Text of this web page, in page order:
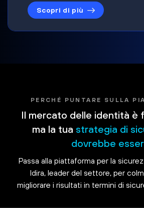
Scopri di più
PERCHÉ PUNTARE SULLA
Il mercato delle identità è
ma la tua strategia di
dovrebbe
Passa alla piattaforma per la
Idira, leader del settore, per
migliorare i risultati in termini di